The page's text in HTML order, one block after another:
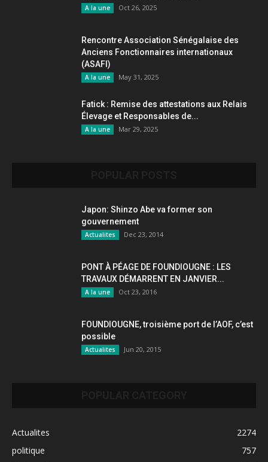
A la une Oct 26, 2025
Rencontre Association Sénégalaise des
Anciens Fonctionnaires internationaux
(ASAFI)
A la une May 31, 2025
Fatick : Remise des attestations aux Relais
Élevage et Responsables de...
A la une Mar 29, 2025
Japon: Shinzo Abe va former son
gouvernement
Actualites Dec 23, 2014
PONT À PÉAGE DE FOUNDIOUGNE : LES
TRAVAUX DÉMARRENT EN JANVIER...
A la une Oct 23, 2016
FOUNDIOUGNE, troisième port de l’AOF, c’est
possible
Actualites Jun 20, 2015
Actualites
2274
politique
757